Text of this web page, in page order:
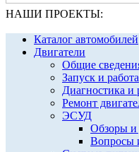
НАШИ ПРОЕКТЫ:
Каталог автомобилей
Двигатели
Общие
Запуск и работа
Диагностика и
Ремонт
ЭСУД
Обзоры и
Вопросы